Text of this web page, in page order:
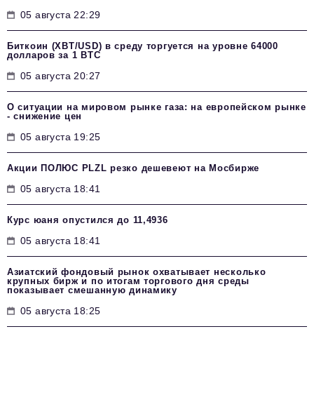
05 августа 22:29
Биткоин (XBT/USD) в среду торгуется на уровне 64000
долларов за 1 BTC
05 августа 20:27
О ситуации на мировом рынке газа: на европейском рынке
- снижение цен
05 августа 19:25
Акции ПОЛЮС PLZL резко дешевеют на Мосбирже
05 августа 18:41
Курс юаня опустился до 11,4936
05 августа 18:41
Азиатский фондовый рынок охватывает несколько
крупных бирж и по итогам торгового дня среды
показывает смешанную динамику
05 августа 18:25